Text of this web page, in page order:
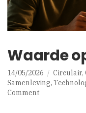
Waarde
14/05/2026 Circulair,
Samenleving,
Commenton